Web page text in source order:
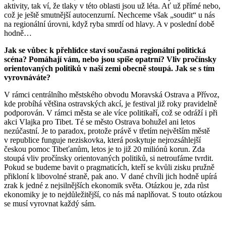
aktivity, tak ví, že tlaky v této oblasti jsou už léta. Ať už přímé nebo,
což je ještě smutnější autocenzurní. Nechceme však „soudit“ u nás
na regionální úrovni, když ryba smrdí od hlavy. A v poslední době
hodně…
Jak se vůbec k přehlídce staví současná regionální politická
scéna? Pomáhají vám, nebo jsou spíše opatrní? Vliv pročínsky
orientovaných politiků v naší zemi obecně stoupá. Jak se s tím
vyrovnáváte?
V rámci centrálního městského obvodu Moravská Ostrava a Přívoz,
kde probíhá většina ostravských akcí, je festival již roky pravidelně
podporován. V rámci města se ale více politikaří, což se odráží i při
akci Vlajka pro Tibet. Té se město Ostrava bohužel ani letos
nezúčastní. Je to paradox, protože právě v třetím největším městě
v republice funguje neziskovka, která poskytuje nejrozsáhlejší
českou pomoc Tibeťanům, letos je to již 20 miliónů korun. Zda
stoupá vliv pročínsky orientovaných politiků, si netroufáme tvrdit.
Pokud se budeme bavit o pragmaticích, kteří se kvůli zisku pružně
přikloní k libovolné straně, pak ano. V dané chvíli jich hodně upírá
zrak k jedné z nejsilnějších ekonomik světa. Otázkou je, zda růst
ekonomiky je to nejdůležitější, co nás má naplňovat. S touto otázkou
se musí vyrovnat každý sám.